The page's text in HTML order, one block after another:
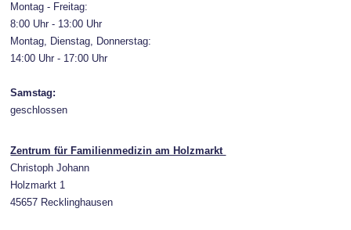
Montag - Freitag:
8:00 Uhr - 13:00 Uhr
Montag, Dienstag, Donnerstag:
14:00 Uhr - 17:00 Uhr
Samstag:
geschlossen
Zentrum für Familienmedizin am Holzmarkt
Christoph Johann
Holzmarkt 1
45657 Recklinghausen